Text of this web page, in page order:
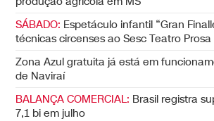
SÁBADO: Espetáculo infantil “Gran
técnicas circenses ao Sesc Teatro Prosa
Zona Azul gratuita já está em
de Naviraí
BALANÇA COMERCIAL: Brasil registra
7,1 bi em julho